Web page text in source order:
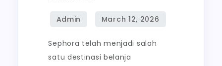
Sephora telah menjadi salah
satu destinasi belanja